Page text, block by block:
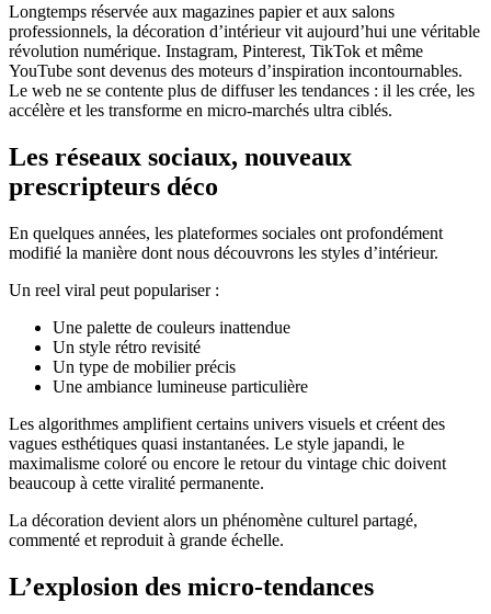
Longtemps réservée aux magazines papier et aux salons
professionnels, la décoration d’intérieur vit aujourd’hui une véritable
révolution numérique. Instagram, Pinterest, TikTok et même
YouTube sont devenus des moteurs d’inspiration incontournables.
Le web ne se contente plus de diffuser les tendances : il les crée, les
accélère et les transforme en micro-marchés ultra ciblés.
Les réseaux sociaux, nouveaux
prescripteurs déco
En quelques années, les plateformes sociales ont profondément
modifié la manière dont nous découvrons les styles d’intérieur.
Un reel viral peut populariser :
Une palette de couleurs inattendue
Un style rétro revisité
Un type de mobilier précis
Une ambiance lumineuse particulière
Les algorithmes amplifient certains univers visuels et créent des
vagues esthétiques quasi instantanées. Le style japandi, le
maximalisme coloré ou encore le retour du vintage chic doivent
beaucoup à cette viralité permanente.
La décoration devient alors un phénomène culturel partagé,
commenté et reproduit à grande échelle.
L’explosion des micro-tendances